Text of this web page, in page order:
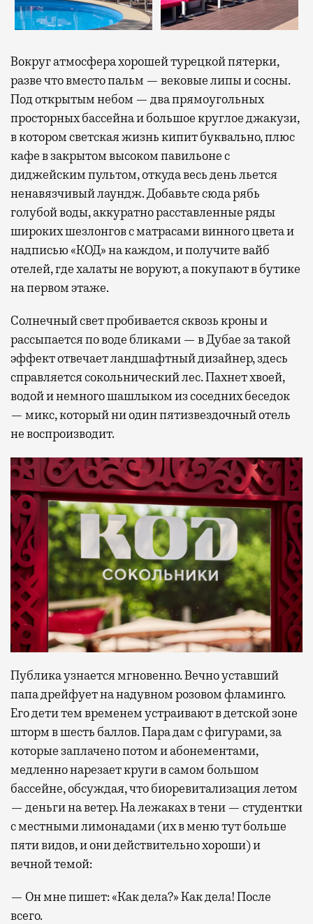
Вокруг атмосфера хорошей турецкой пятерки,
разве что вместо пальм — вековые липы и сосны.
Под открытым небом — два прямоугольных
просторных бассейна и большое круглое джакузи,
в котором светская жизнь кипит буквально, плюс
кафе в закрытом высоком павильоне с
диджейским пультом, откуда весь день льется
ненавязчивый лаундж. Добавьте сюда рябь
голубой воды, аккуратно расставленные ряды
широких шезлонгов с матрасами винного цвета и
надписью «КОД» на каждом, и получите вайб
отелей, где халаты не воруют, а покупают в бутике
на первом этаже.
Солнечный свет пробивается сквозь кроны и
рассыпается по воде бликами — в Дубае за такой
эффект отвечает ландшафтный дизайнер, здесь
справляется сокольнический лес. Пахнет хвоей,
водой и немного шашлыком из соседних беседок
— микс, который ни один пятизвездочный отель
не воспроизводит.
Публика узнается мгновенно. Вечно уставший
папа дрейфует на надувном розовом фламинго.
Его дети тем временем устраивают в детской зоне
шторм в шесть баллов. Пара дам с фигурами, за
которые заплачено потом и абонементами,
медленно нарезает круги в самом большом
бассейне, обсуждая, что биоревитализация летом
— деньги на ветер. На лежаках в тени — студентки
с местными лимонадами (их в меню тут больше
пяти видов, и они действительно хороши) и
вечной темой:
— Он мне пишет: «Как дела?» Как дела! После
всего.